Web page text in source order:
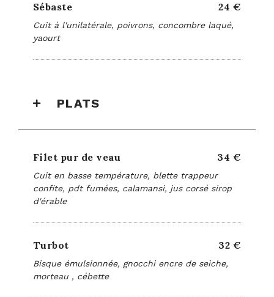
Sébaste 24 €
Cuit à l'unilatérale, poivrons, concombre laqué,
yaourt
PLATS
Filet pur de veau 34 €
Cuit en basse température, blette trappeur
confite, pdt fumées, calamansi, jus corsé sirop
d'érable
Turbot 32 €
Bisque émulsionnée, gnocchi encre de seiche,
morteau , cébette